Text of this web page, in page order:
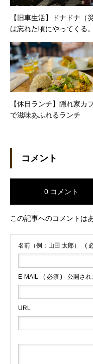
【旧車生活】ドナドナ（
は忘れた頃にやってくる。
【休日ランチ】隠れ家カ
で滋味あふれるランチ
コメント
0 コメント
この記事へのコメントは
名前（例：山田 太郎） (
E-MAIL ( 必須 ) - 公開さ
URL